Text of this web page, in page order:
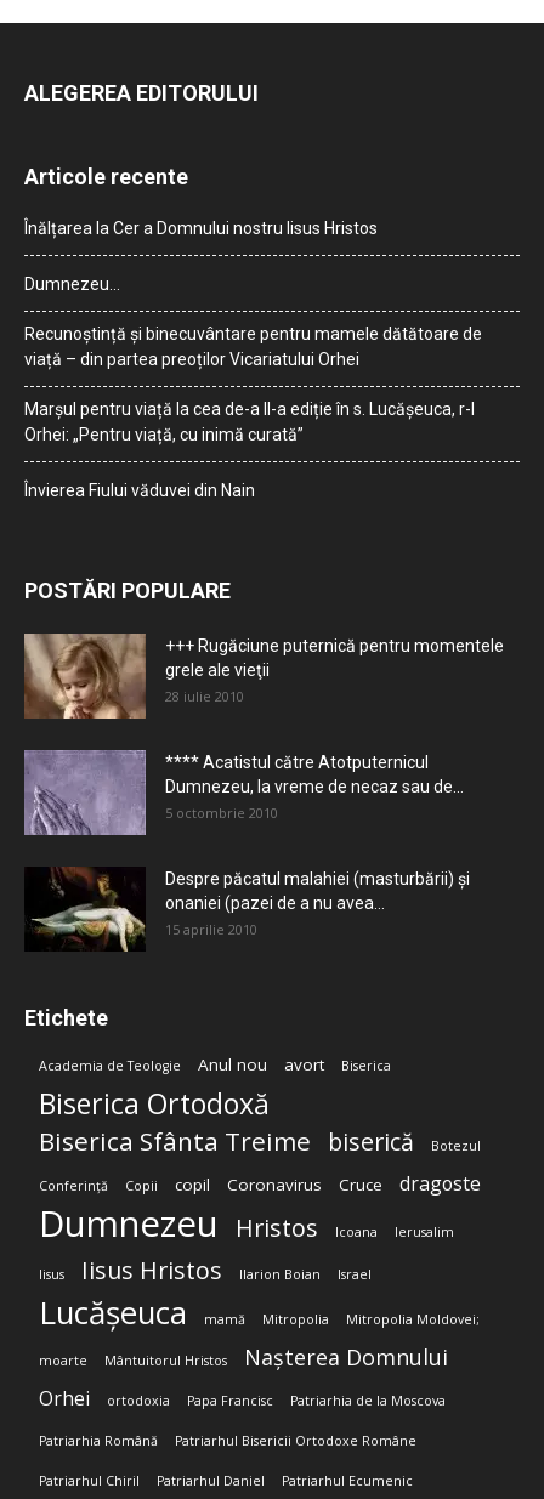
ALEGEREA EDITORULUI
Articole recente
Înălțarea la Cer a Domnului nostru Iisus Hristos
Dumnezeu…
Recunoștință și binecuvântare pentru mamele dătătoare de
viață – din partea preoților Vicariatului Orhei
Marșul pentru viață la cea de-a II-a ediție în s. Lucășeuca, r-l
Orhei: „Pentru viață, cu inimă curată”
Învierea Fiului văduvei din Nain
POSTĂRI POPULARE
+++ Rugăciune puternică pentru momentele
grele ale vieţii
28 iulie 2010
**** Acatistul către Atotputernicul
Dumnezeu, la vreme de necaz sau de...
5 octombrie 2010
Despre păcatul malahiei (masturbării) şi
onaniei (pazei de a nu avea...
15 aprilie 2010
Etichete
Academia de Teologie Anul nou avort Biserica
Biserica Ortodoxă
Biserica Sfânta Treime biserică Botezul
Conferință Copii copil Coronavirus Cruce dragoste
Dumnezeu Hristos Icoana Ierusalim
Iisus Iisus Hristos Ilarion Boian Israel
Lucășeuca mamă Mitropolia Mitropolia Moldovei;
moarte Mântuitorul Hristos Nașterea Domnului
Orhei ortodoxia Papa Francisc Patriarhia de la Moscova
Patriarhia Română Patriarhul Bisericii Ortodoxe Române
Patriarhul Chiril Patriarhul Daniel Patriarhul Ecumenic